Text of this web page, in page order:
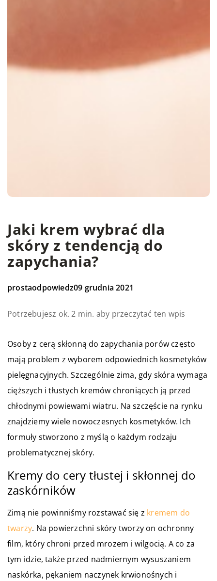
Jaki krem wybrać dla
skóry z tendencją do
zapychania?
prostaodpowiedz09 grudnia 2021
Potrzebujesz ok. 2 min. aby przeczytać ten wpis
Osoby z cerą skłonną do zapychania porów często
mają problem z wyborem odpowiednich kosmetyków
pielęgnacyjnych. Szczególnie zima, gdy skóra wymaga
cięższych i tłustych kremów chroniących ją przed
chłodnymi powiewami wiatru. Na szczęście na rynku
znajdziemy wiele nowoczesnych kosmetyków. Ich
formuły stworzono z myślą o każdym rodzaju
problematycznej skóry.
Kremy do cery tłustej i skłonnej do
zaskórników
Zimą nie powinniśmy rozstawać się z kremem do
twarzy. Na powierzchni skóry tworzy on ochronny
film, który chroni przed mrozem i wilgocią. A co za
tym idzie, także przed nadmiernym wysuszaniem
naskórka, pękaniem naczynek krwionośnych i